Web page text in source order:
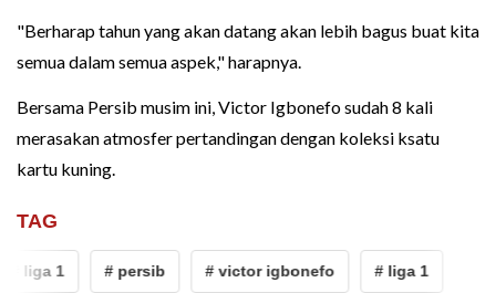
"Berharap tahun yang akan datang akan lebih bagus buat kita
semua dalam semua aspek," harapnya.
Bersama Persib musim ini, Victor Igbonefo sudah 8 kali
merasakan atmosfer pertandingan dengan koleksi ksatu
kartu kuning.
TAG
# liga 1 # persib # victor igbonefo # liga 1